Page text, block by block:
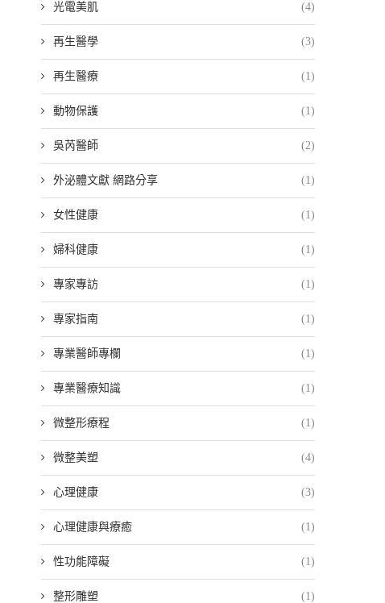
光電美肌 (4)
再生醫學 (3)
再生醫療 (1)
動物保護 (1)
吳芮醫師 (2)
外泌體文獻 網路分享 (1)
女性健康 (1)
婦科健康 (1)
專家專訪 (1)
專家指南 (1)
專業醫師專欄 (1)
專業醫療知識 (1)
微整形療程 (1)
微整美塑 (4)
心理健康 (3)
心理健康與療癒 (1)
性功能障礙 (1)
整形雕塑 (1)